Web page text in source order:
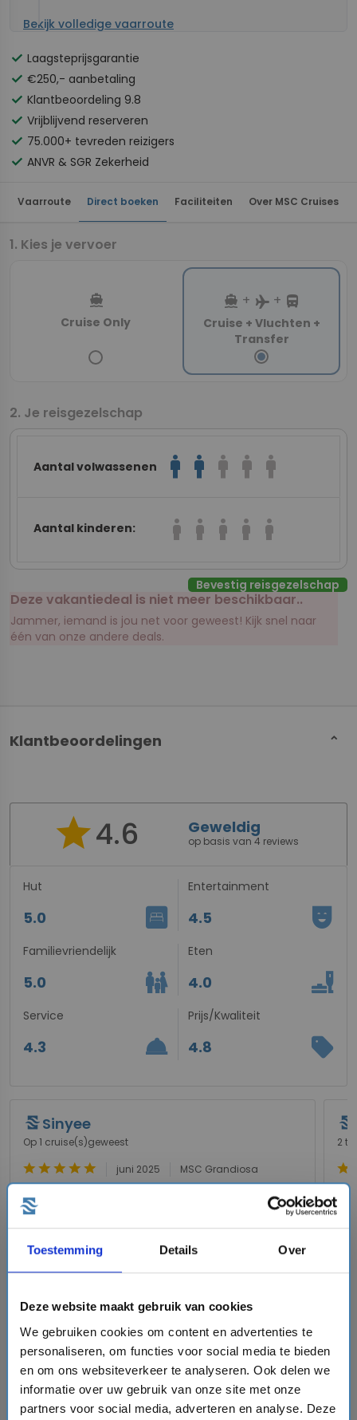
Toestemming Details Over
Deze website maakt gebruik van cookies
We gebruiken cookies om content en advertenties te
personaliseren, om functies voor social media te bieden
en om ons websiteverkeer te analyseren. Ook delen we
informatie over uw gebruik van onze site met onze
partners voor social media, adverteren en analyse. Deze
Bekijk volledige vaarroute
check Laagsteprijsgarantie
check €250,- aanbetaling
check Klantbeoordeling 9.8
check Vrijblijvend reserveren
check 75.000+ tevreden reizigers
check ANVR & SGR Zekerheid
Vaarroute Direct boeken Faciliteiten Over MSC Cruises
Kies je vervoer
directions_boat
Cruise Only
directions_boat + flight + directions_bus
Cruise + Vluchten +
Transfer
Je reisgezelschap
Aantal volwassenen man man man man man
Aantal kinderen: boy boy boy boy boy
Bevestig reisgezelschap
Deze vakantiedeal is niet meer beschikbaar..
Jammer, iemand is jou net voor geweest! Kijk snel naar
één van onze andere deals.
Klantbeoordelingen
star4.6 Geweldig
op basis van 4 reviews
Hut
5.0 bedroom_parent
Entertainment
4.5 comedy_mask
Familievriendelijk
5.0 family_restroom
Eten
4.0 brunch_dining
Service
4.3 room_service
Prijs/Kwaliteit
4.8 sell
Sinyee
Op 1 cruise(s)geweest
starstarstarstarstar juni 2025 MSC Grandiosa
Heel erg gaaf!!
Wat een ontzettend leuk manier van reizen is dit!
Elke dag was het een feestje aan boord en het
personeel was zo vriendelijk, er werd superveel
rekening gehouden met mijn dieetwensen. Zo
veel leuke plekken gezien waar je normaal
aanrader.
2
star
en